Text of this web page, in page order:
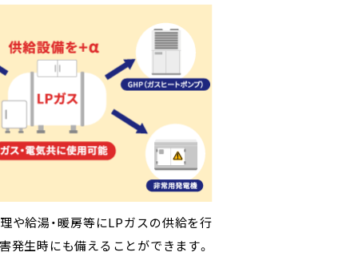
や給湯・暖房等にLPガスの供給を行
発生時にも備えることができます。
ス発電機を完備。非常時のライフラ
す。
緊急時でも院内の酸素ボンベが不足
提供できる体制を整えています。
めにポータブルLPガス発電機の寄贈